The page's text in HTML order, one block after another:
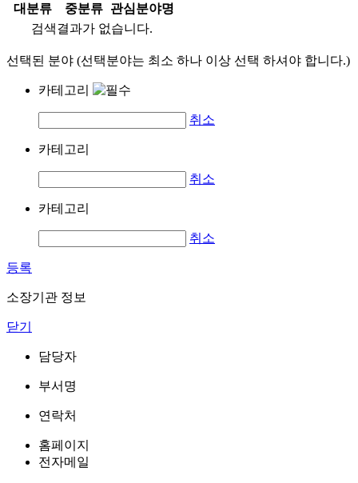
대분류
중분류
관심분야명
검색결과가 없습니다.
선택된 분야 (선택분야는 최소 하나 이상 선택 하셔야 합니다.)
카테고리
취소
카테고리
취소
카테고리
취소
등록
소장기관 정보
닫기
담당자
부서명
연락처
홈페이지
전자메일